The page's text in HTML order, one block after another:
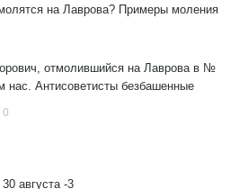
на Лаврова? Примеры моления
отмолившийся на Лаврова в №
нас. Антисоветисты безбашенные
0
августа -3